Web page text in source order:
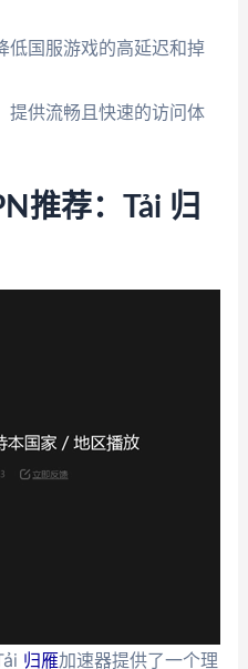
低国服游戏的高延迟和掉
提供流畅且快速的访问体
推荐：Tải 归
归雁加速器提供了一个理